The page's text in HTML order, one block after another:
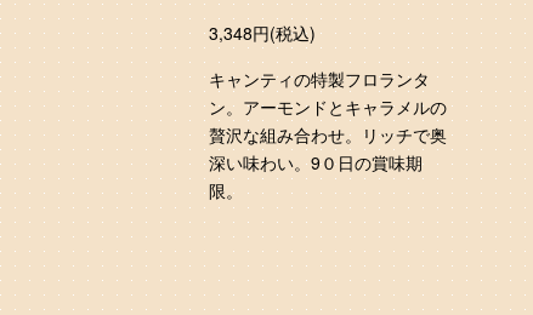
3,348円(税込)
キャンティの特製フロランタ
ン。アーモンドとキャラメルの
贅沢な組み合わせ。リッチで奥
深い味わい。9０日の賞味期
限。